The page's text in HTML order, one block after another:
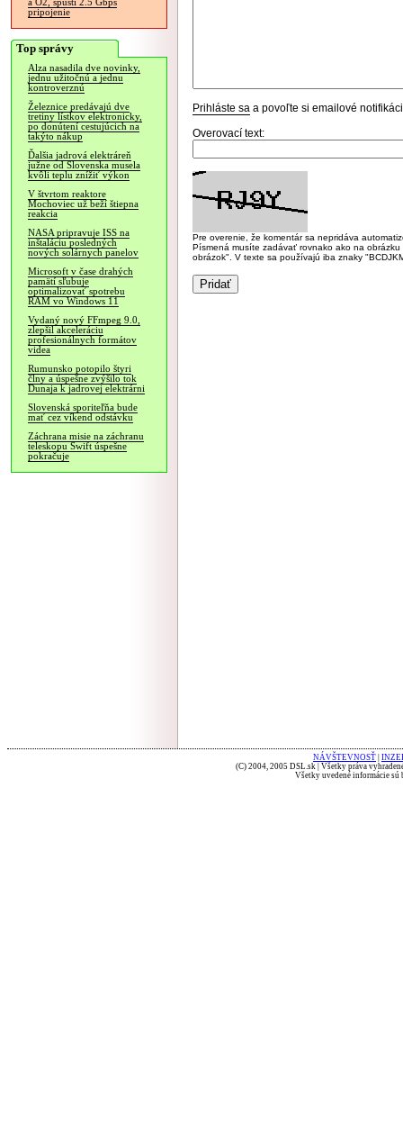
a O2, spustí 2.5 Gbps
pripojenie
Top správy
Alza nasadila dve novinky,
jednu užitočnú a jednu
kontroverznú
Železnice predávajú dve
tretiny lístkov elektronicky,
po donútení cestujúcich na
takýto nákup
Ďalšia jadrová elektráreň
južne od Slovenska musela
kvôli teplu znížiť výkon
V štvrtom reaktore
Mochoviec už beží štiepna
reakcia
NASA pripravuje ISS na
inštaláciu posledných
nových solárnych panelov
Microsoft v čase drahých
pamätí sľubuje
optimalizovať spotrebu
RAM vo Windows 11
Vydaný nový FFmpeg 9.0,
zlepšil akceleráciu
profesionálnych formátov
videa
Rumunsko potopilo štyri
člny a úspešne zvýšilo tok
Dunaja k jadrovej elektrárni
Slovenská sporiteľňa bude
mať cez víkend odstávku
Záchrana misie na záchranu
teleskopu Swift úspešne
pokračuje
Prihláste sa a povoľte si emailové
Overovací text:
Pre overenie, že komentár sa nepridáva
Písmená musíte zadávať rovnako ako na
obrázok". V texte sa používajú iba znaky
NÁVŠTEVNOSŤ
(C) 2004, 2005 DSL.sk | Všetky práva
Všetky uvedené informácie sú